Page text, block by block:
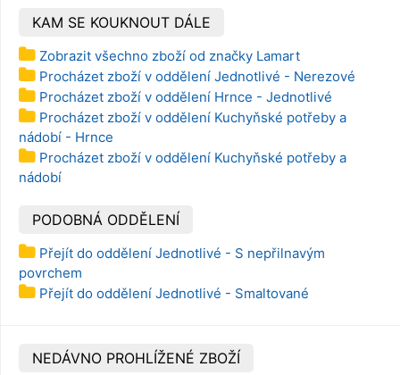
KAM SE KOUKNOUT DÁLE
Zobrazit všechno zboží od značky Lamart
Procházet zboží v oddělení Jednotlivé - Nerezové
Procházet zboží v oddělení Hrnce - Jednotlivé
Procházet zboží v oddělení Kuchyňské potřeby a
nádobí - Hrnce
Procházet zboží v oddělení Kuchyňské potřeby a
nádobí
PODOBNÁ ODDĚLENÍ
Přejít do oddělení Jednotlivé - S nepřilnavým
povrchem
Přejít do oddělení Jednotlivé - Smaltované
NEDÁVNO PROHLÍŽENÉ ZBOŽÍ